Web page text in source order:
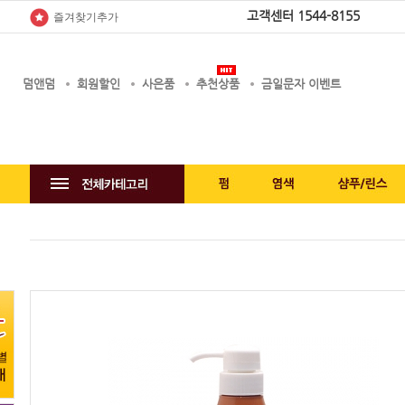
즐겨찾기추가 고객센터 1544-8155
덤앤덤 회원할인 사은품 추천상품 금일문자 이벤트